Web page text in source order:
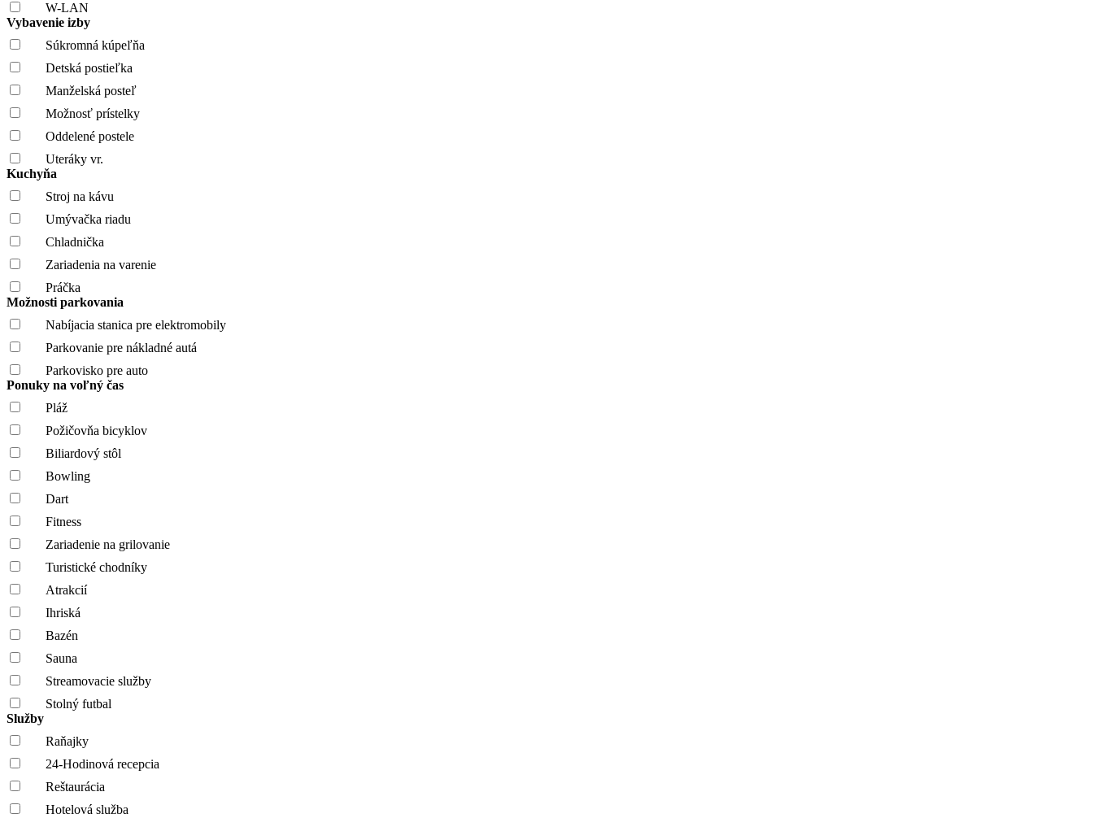
W-LAN
Vybavenie izby
Súkromná kúpeľňa
Detská postieľka
Manželská posteľ
Možnosť prístelky
Oddelené postele
Uteráky vr.
Kuchyňa
Stroj na kávu
Umývačka riadu
Chladnička
Zariadenia na varenie
Práčka
Možnosti parkovania
Nabíjacia stanica pre elektromobily
Parkovanie pre nákladné autá
Parkovisko pre auto
Ponuky na voľný čas
Pláž
Požičovňa bicyklov
Biliardový stôl
Bowling
Dart
Fitness
Zariadenie na grilovanie
Turistické chodníky
Atrakcií
Ihriská
Bazén
Sauna
Streamovacie služby
Stolný futbal
Služby
Raňajky
24-Hodinová recepcia
Reštaurácia
Hotelová služba